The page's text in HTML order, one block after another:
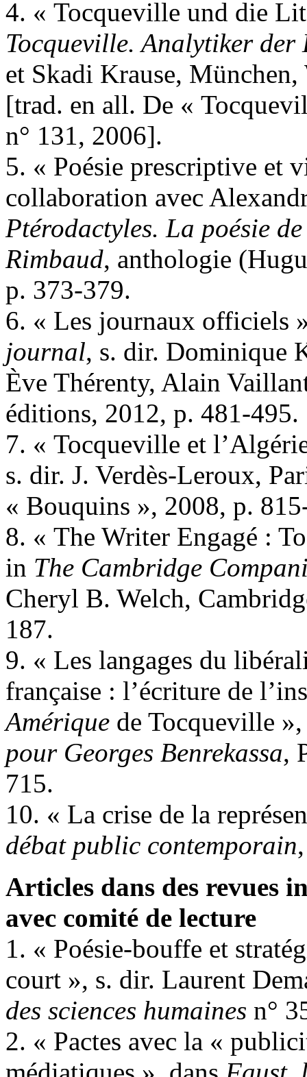
4. « Tocqueville und die
Tocqueville. Analytiker der
et Skadi Krause,
[trad. en all. De «
n° 131, 2006].
5. « Poésie prescriptive et
collaboration avec
Ptérodactyles. La poésie
Rimbaud, anthologie
p. 373-379.
6. « Les journaux officiels
journal, s. dir. Dominique
Ève Thérenty, Alain
éditions, 2012, p. 481-495.
7. « Tocqueville et
s. dir. J. Verdès-Leroux,
« Bouquins », 2008, p.
8. « The Writer Engagé :
in The Cambridge
Cheryl B. Welch,
187.
9. « Les langages du
française : l’écriture de
Amérique de Tocqueville
pour Georges Benrekassa,
715.
10. « La crise de la
débat public contemporain
Articles dans des revues
avec comité de lecture
1. « Poésie-bouffe et
court », s. dir. Laurent
des sciences humaines n°
2. « Pactes avec la «